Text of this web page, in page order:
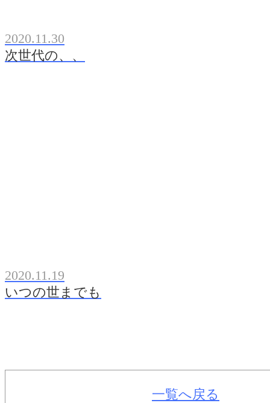
2020.11.30
次世代の、、
2020.11.19
いつの世までも
一覧へ戻る